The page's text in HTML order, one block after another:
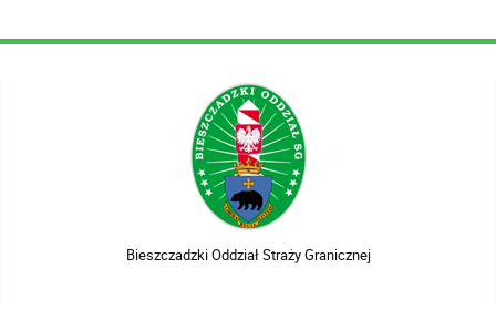
Bieszczadzki Oddział Straży Granicznej